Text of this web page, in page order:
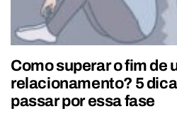
Como superar o fim de
relacionamento? 5
passar por essa fase